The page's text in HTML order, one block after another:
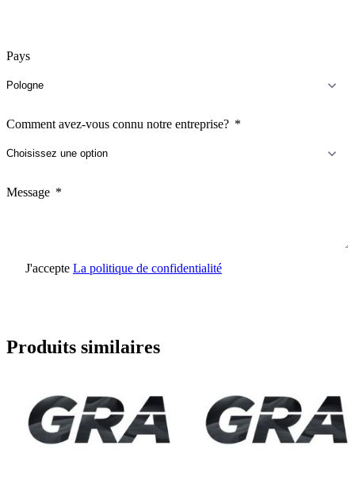
Pays
Comment avez-vous connu notre entreprise?
Message
J'accepte La politique de confidentialité
Produits similaires